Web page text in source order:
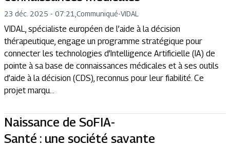
23 déc. 2025 - 07:21 Communiqué-VIDAL
VIDAL, spécialiste européen de l’aide à la décision
thérapeutique, engage un programme stratégique pour
connecter les technologies d’Intelligence Artificielle (IA) de
pointe à sa base de connaissances médicales et à ses outils
d’aide à la décision (CDS), reconnus pour leur fiabilité. Ce
projet marqu...
Naissance de SoFIA-
Santé : une société savante